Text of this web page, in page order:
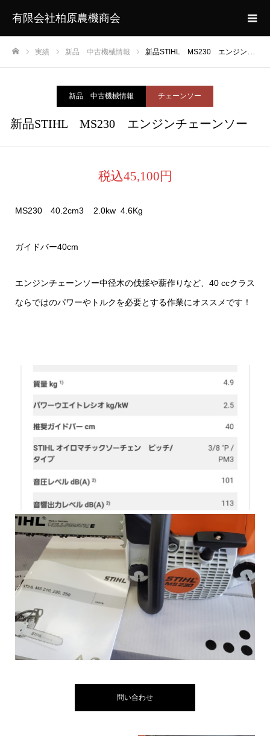
有限会社柏原農機商会
実績 新品 中古機械情報 新品STIHL MS230 エンジンチェーンソー
新品 中古機械情報 チェーンソー
新品STIHL MS230 エンジンチェーンソー
税込45,100円
MS230 40.2cm3 2.0kw 4.6Kg
ガイドバー40cm
エンジンチェーンソー中径木の伐採や薪作りなど、40 ccクラス
ならではのパワーやトルクを必要とする作業にオススメです！
問い合わせ